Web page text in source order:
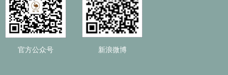
官方公众号 新浪微博